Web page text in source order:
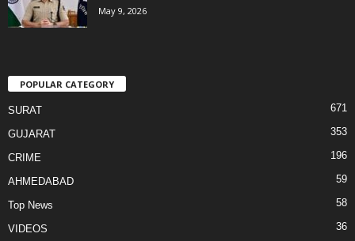
May 9, 2026
POPULAR CATEGORY
SURAT 671
GUJARAT 353
CRIME 196
AHMEDABAD 59
Top News 58
VIDEOS 36